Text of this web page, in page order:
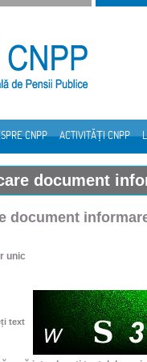
CNPP ACTIVITĂȚI CNPP
document
document
unic
text